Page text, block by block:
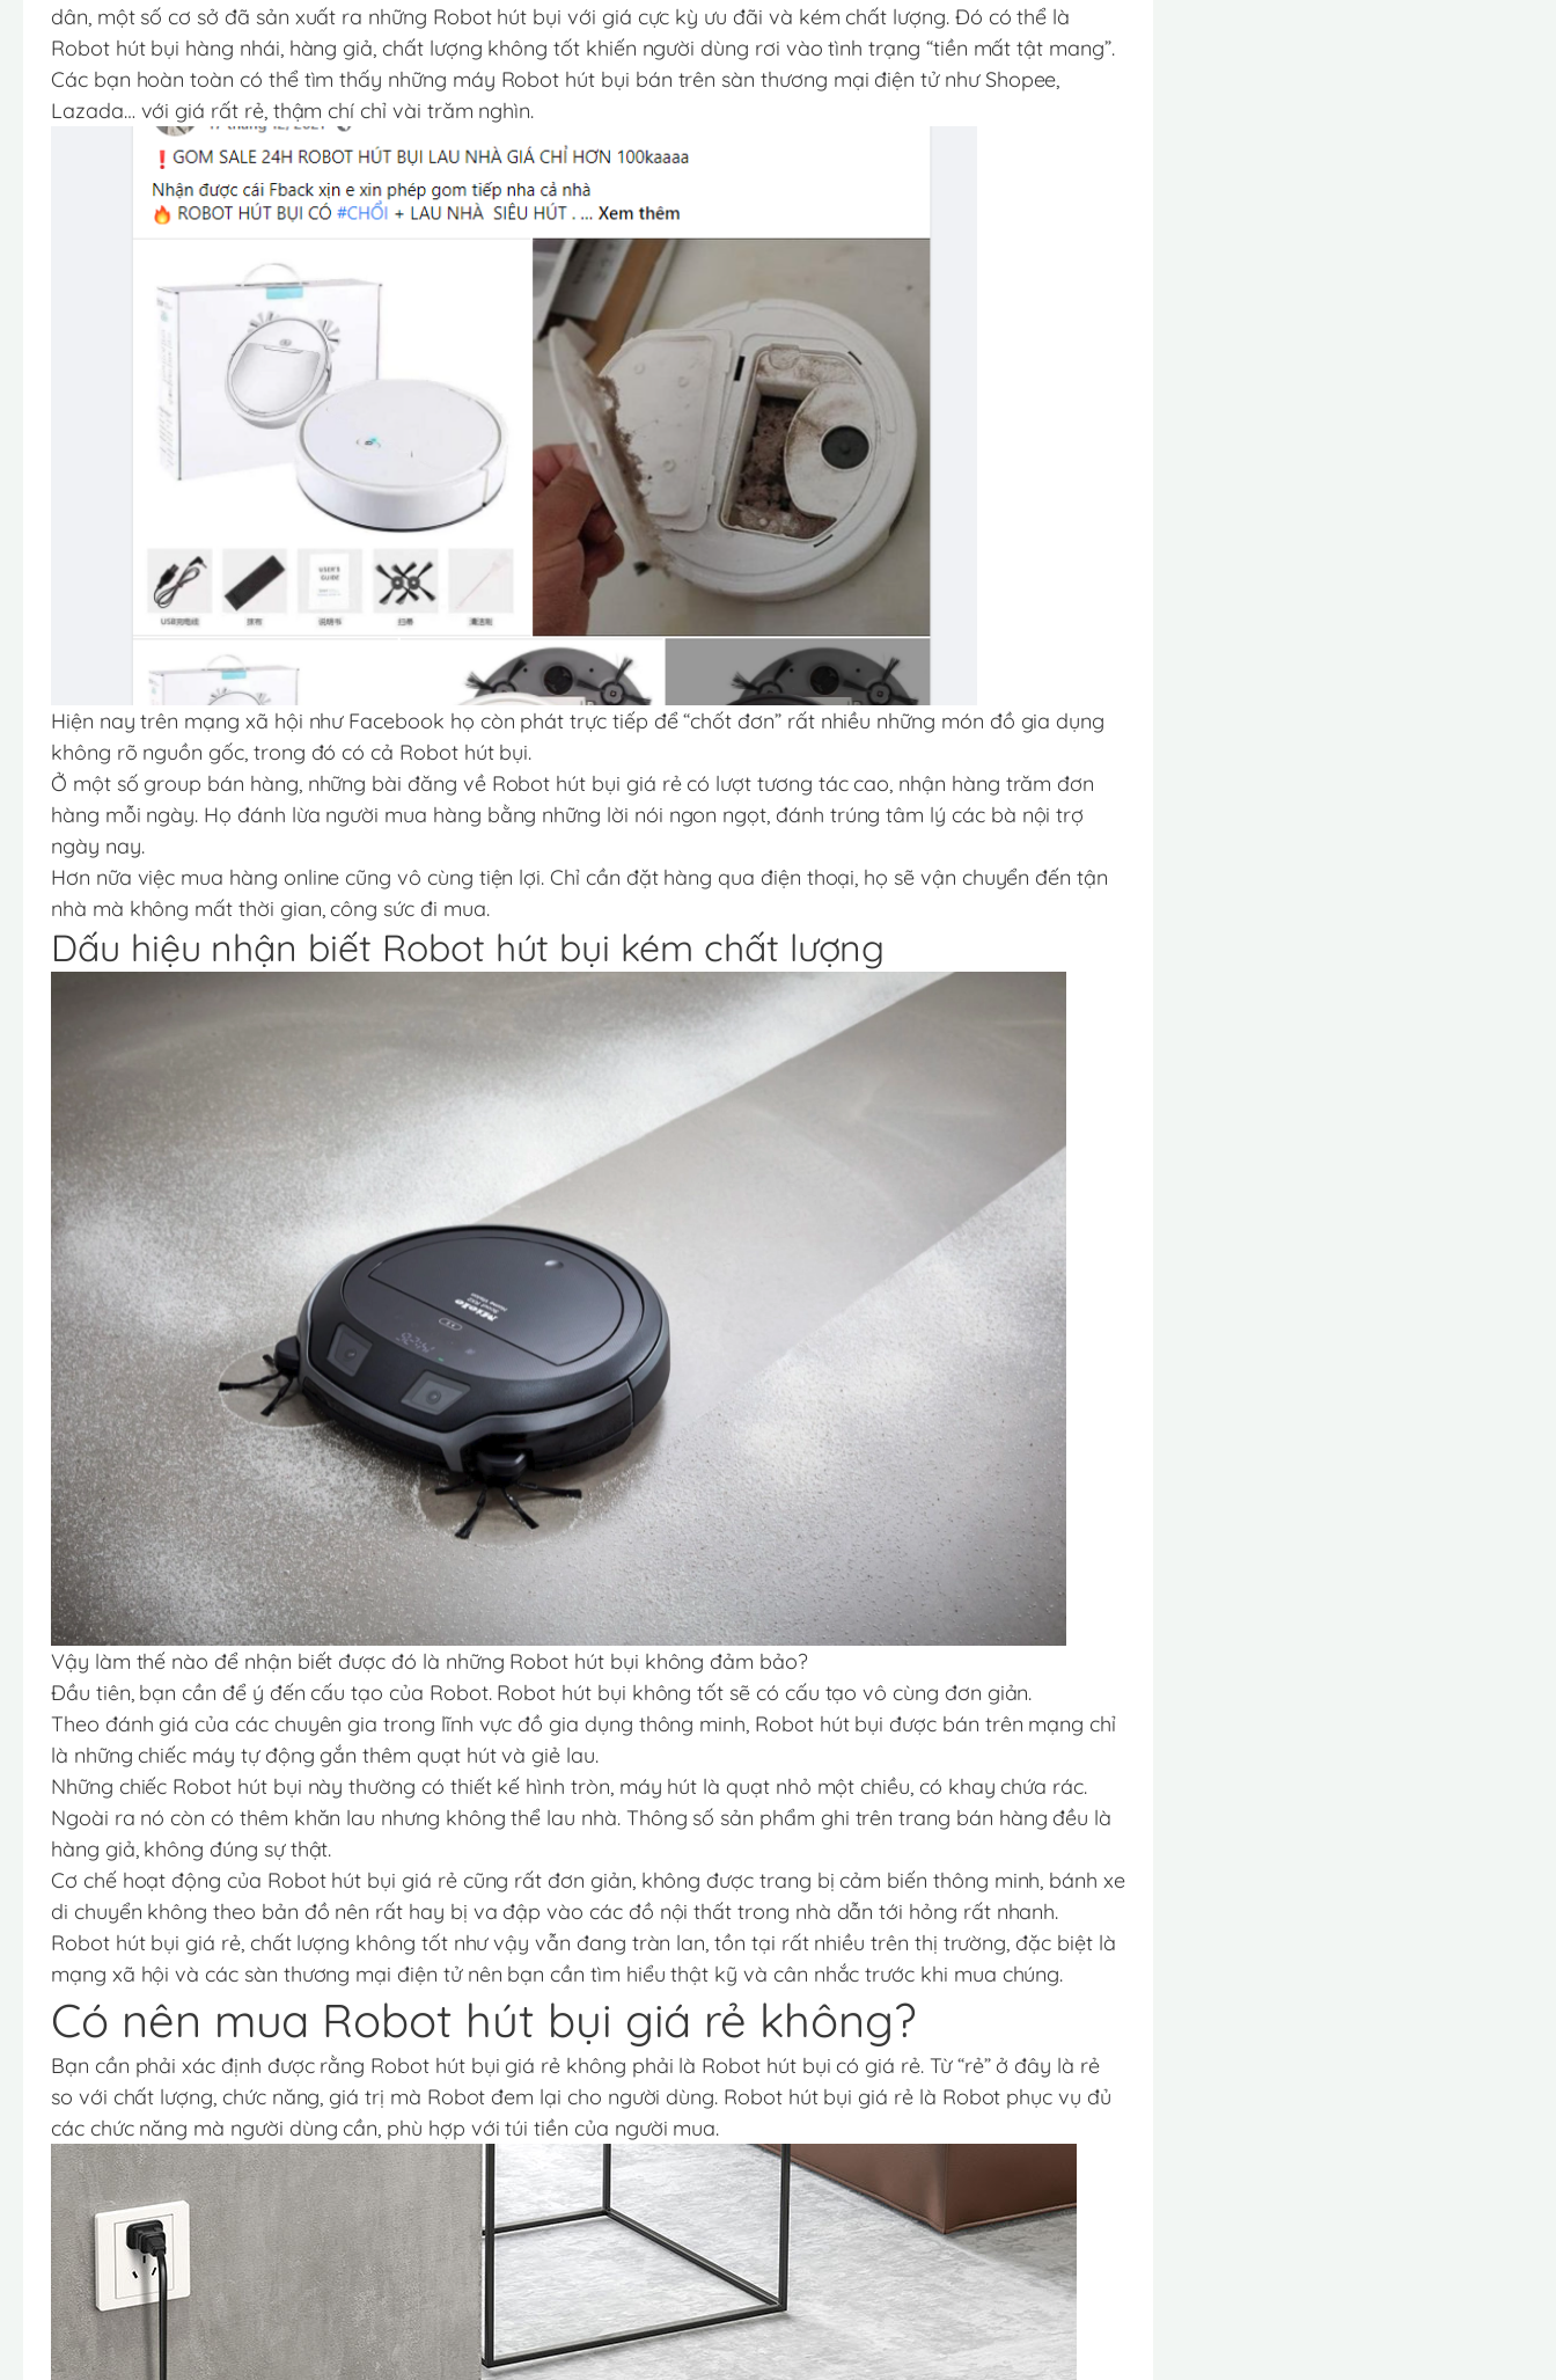
dân, một số cơ sở đã sản xuất ra những Robot hút bụi với giá cực kỳ ưu đãi và kém chất lượng. Đó có thể là
Robot hút bụi hàng nhái, hàng giả, chất lượng không tốt khiến người dùng rơi vào tình trạng “tiền mất tật mang”.
Các bạn hoàn toàn có thể tìm thấy những máy Robot hút bụi bán trên sàn thương mại điện tử như Shopee,
Lazada… với giá rất rẻ, thậm chí chỉ vài trăm nghìn.
Hiện nay trên mạng xã hội như Facebook họ còn phát trực tiếp để “chốt đơn” rất nhiều những món đồ gia dụng
không rõ nguồn gốc, trong đó có cả Robot hút bụi.
Ở một số group bán hàng, những bài đăng về Robot hút bụi giá rẻ có lượt tương tác cao, nhận hàng trăm đơn
hàng mỗi ngày. Họ đánh lừa người mua hàng bằng những lời nói ngon ngọt, đánh trúng tâm lý các bà nội trợ
ngày nay.
Hơn nữa việc mua hàng online cũng vô cùng tiện lợi. Chỉ cần đặt hàng qua điện thoại, họ sẽ vận chuyển đến tận
nhà mà không mất thời gian, công sức đi mua.
Dấu hiệu nhận biết Robot hút bụi kém chất lượng
Vậy làm thế nào để nhận biết được đó là những Robot hút bụi không đảm bảo?
Đầu tiên, bạn cần để ý đến cấu tạo của Robot. Robot hút bụi không tốt sẽ có cấu tạo vô cùng đơn giản.
Theo đánh giá của các chuyên gia trong lĩnh vực đồ gia dụng thông minh, Robot hút bụi được bán trên mạng chỉ
là những chiếc máy tự động gắn thêm quạt hút và giẻ lau.
Những chiếc Robot hút bụi này thường có thiết kế hình tròn, máy hút là quạt nhỏ một chiều, có khay chứa rác.
Ngoài ra nó còn có thêm khăn lau nhưng không thể lau nhà. Thông số sản phẩm ghi trên trang bán hàng đều là
hàng giả, không đúng sự thật.
Cơ chế hoạt động của Robot hút bụi giá rẻ cũng rất đơn giản, không được trang bị cảm biến thông minh, bánh xe
di chuyển không theo bản đồ nên rất hay bị va đập vào các đồ nội thất trong nhà dẫn tới hỏng rất nhanh.
Robot hút bụi giá rẻ, chất lượng không tốt như vậy vẫn đang tràn lan, tồn tại rất nhiều trên thị trường, đặc biệt là
mạng xã hội và các sàn thương mại điện tử nên bạn cần tìm hiểu thật kỹ và cân nhắc trước khi mua chúng.
Có nên mua Robot hút bụi giá rẻ không?
Bạn cần phải xác định được rằng Robot hút bụi giá rẻ không phải là Robot hút bụi có giá rẻ. Từ “rẻ” ở đây là rẻ
so với chất lượng, chức năng, giá trị mà Robot đem lại cho người dùng. Robot hút bụi giá rẻ là Robot phục vụ đủ
các chức năng mà người dùng cần, phù hợp với túi tiền của người mua.